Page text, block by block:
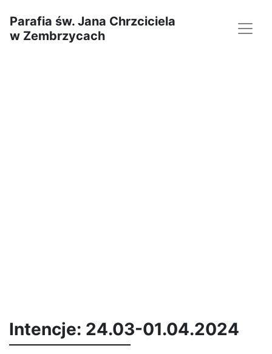
Parafia św. Jana Chrzciciela
w Zembrzycach
Intencje: 24.03-01.04.2024